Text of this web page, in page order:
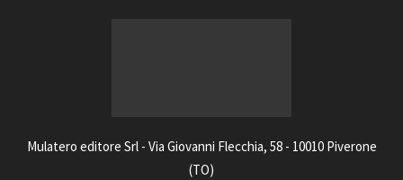
Mulatero editore Srl - Via Giovanni Flecchia, 58 - 10010 Piverone
(TO)